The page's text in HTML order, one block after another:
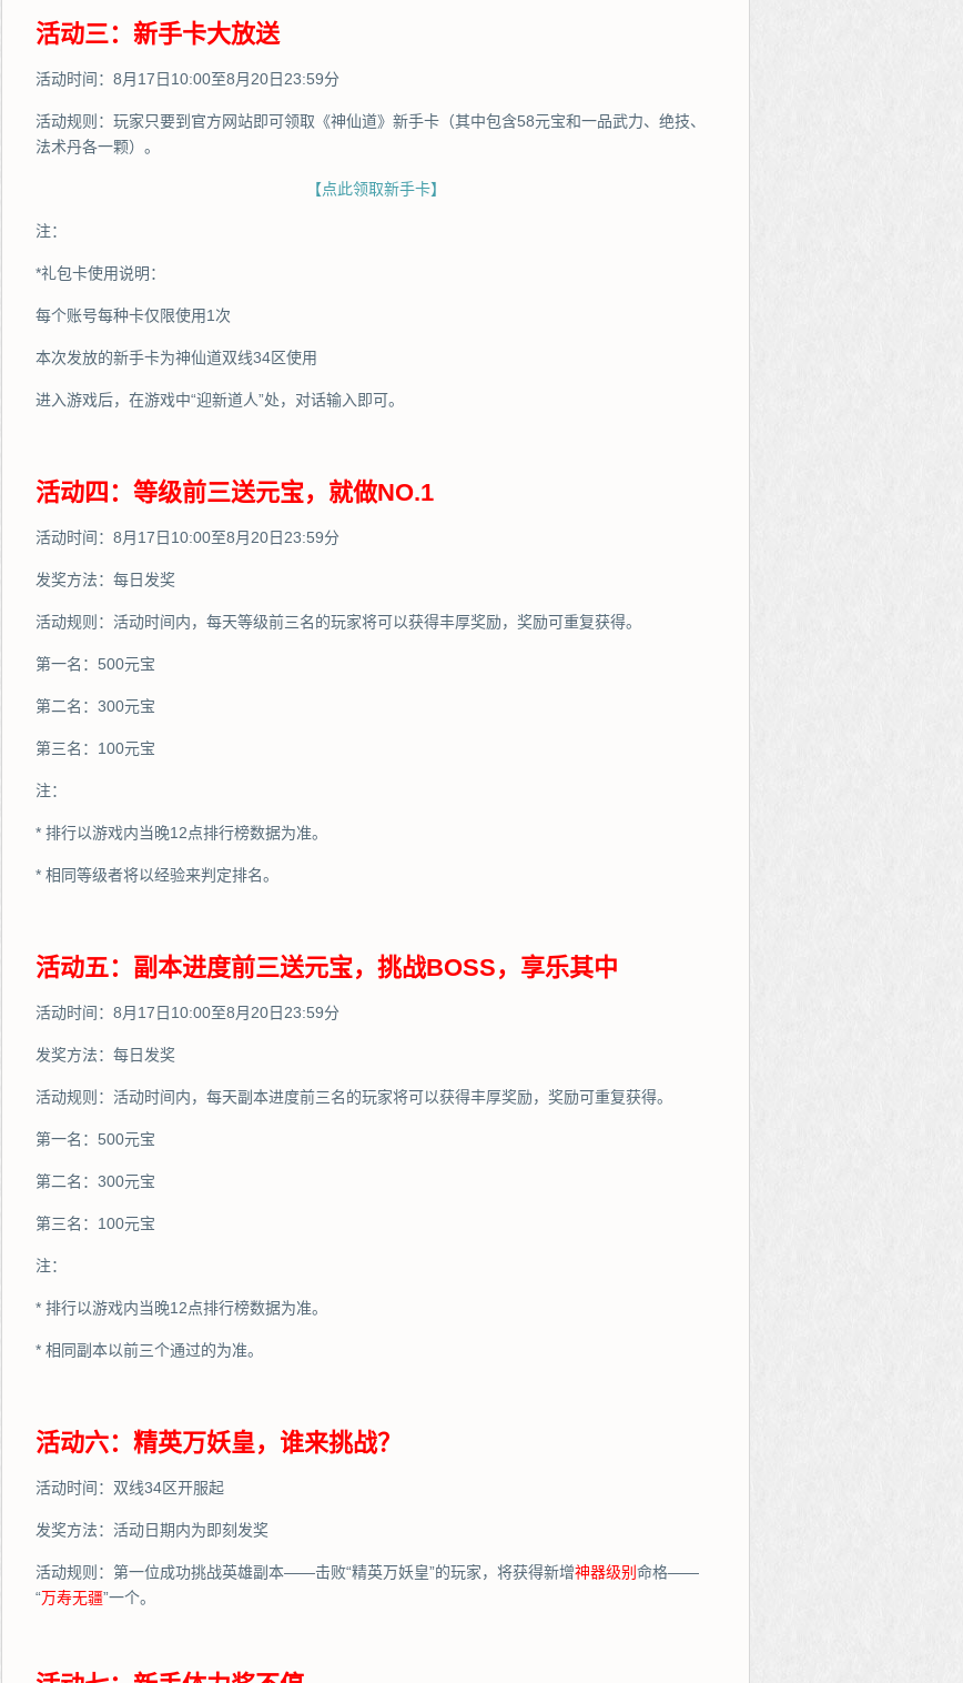
页游网
腾讯游戏
多玩
pcgame
游一游
游侠网页游戏
开服网
斗蟹网页游戏
活动三：新手卡大放送
活动时间：8月17日10:00至8月20日23:59分
活动规则：玩家只要到官方网站即可领取《神仙道》新手卡（其中包含58元宝和一品武力、绝技、
法术丹各一颗）。
【点此领取新手卡】
注：
*礼包卡使用说明：
每个账号每种卡仅限使用1次
本次发放的新手卡为神仙道双线34区使用
进入游戏后，在游戏中“迎新道人”处，对话输入即可。
活动四：等级前三送元宝，就做NO.1
活动时间：8月17日10:00至8月20日23:59分
发奖方法：每日发奖
活动规则：活动时间内，每天等级前三名的玩家将可以获得丰厚奖励，奖励可重复获得。
第一名：500元宝
第二名：300元宝
第三名：100元宝
注：
* 排行以游戏内当晚12点排行榜数据为准。
* 相同等级者将以经验来判定排名。
活动五：副本进度前三送元宝，挑战BOSS，享乐其中
活动时间：8月17日10:00至8月20日23:59分
发奖方法：每日发奖
活动规则：活动时间内，每天副本进度前三名的玩家将可以获得丰厚奖励，奖励可重复获得。
第一名：500元宝
第二名：300元宝
第三名：100元宝
注：
* 排行以游戏内当晚12点排行榜数据为准。
* 相同副本以前三个通过的为准。
活动六：精英万妖皇，谁来挑战？
活动时间：双线34区开服起
发奖方法：活动日期内为即刻发奖
活动规则：第一位成功挑战英雄副本——击败“精英万妖皇”的玩家，将获得新增神器级别 命格——
“万寿无疆”一个。